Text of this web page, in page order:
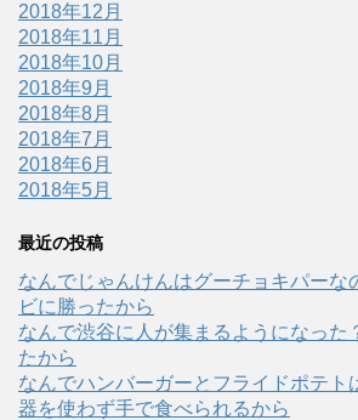
2018年12月
2018年11月
2018年10月
2018年9月
2018年8月
2018年7月
2018年6月
2018年5月
最近の投稿
なんでじゃんけんはグーチョキパーな
ビに勝ったから
なんで渋谷に人が集まるようになった
たから
なんでハンバーガーとフライドポテト
器を使わず手で食べられるから